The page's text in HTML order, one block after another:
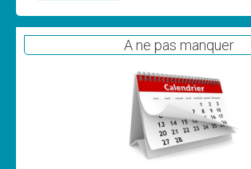
A ne pas manquer